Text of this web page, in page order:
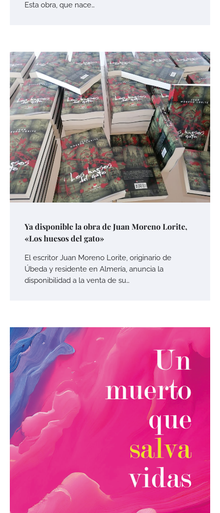
Esta obra, que nace…
Ya disponible la obra de Juan Moreno Lorite,
«Los huesos del gato»
El escritor Juan Moreno Lorite, originario de
Úbeda y residente en Almería, anuncia la
disponibilidad a la venta de su…